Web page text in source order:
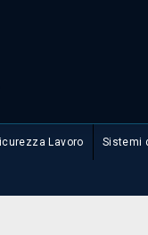
Lavoro Sistemi